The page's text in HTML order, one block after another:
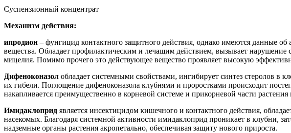
Суспензионный концентрат
Механизм действия:
ипродион – фунгицид контактного защитного действия, однако имеются данные
вещества. Обладает профилактическим и лечащим действием, вызывает нарушение
мицелия. Помимо прочего это действующее вещество проявляет высокую
Дифеноконазол обладает системными свойствами, ингибирует синтез стеролов в
их гибели. Поглощение дифеноконазола клубнями и проростками происходит
накапливается преимущественно в корневой системе и прикорневой части
Имидаклоприд является инсектицидом кишечного и контактного действия,
насекомых. Благодаря системной активности имидаклоприд проникает в клубни,
надземные органы растения акропетально, обеспечивая защиту нового прироста.